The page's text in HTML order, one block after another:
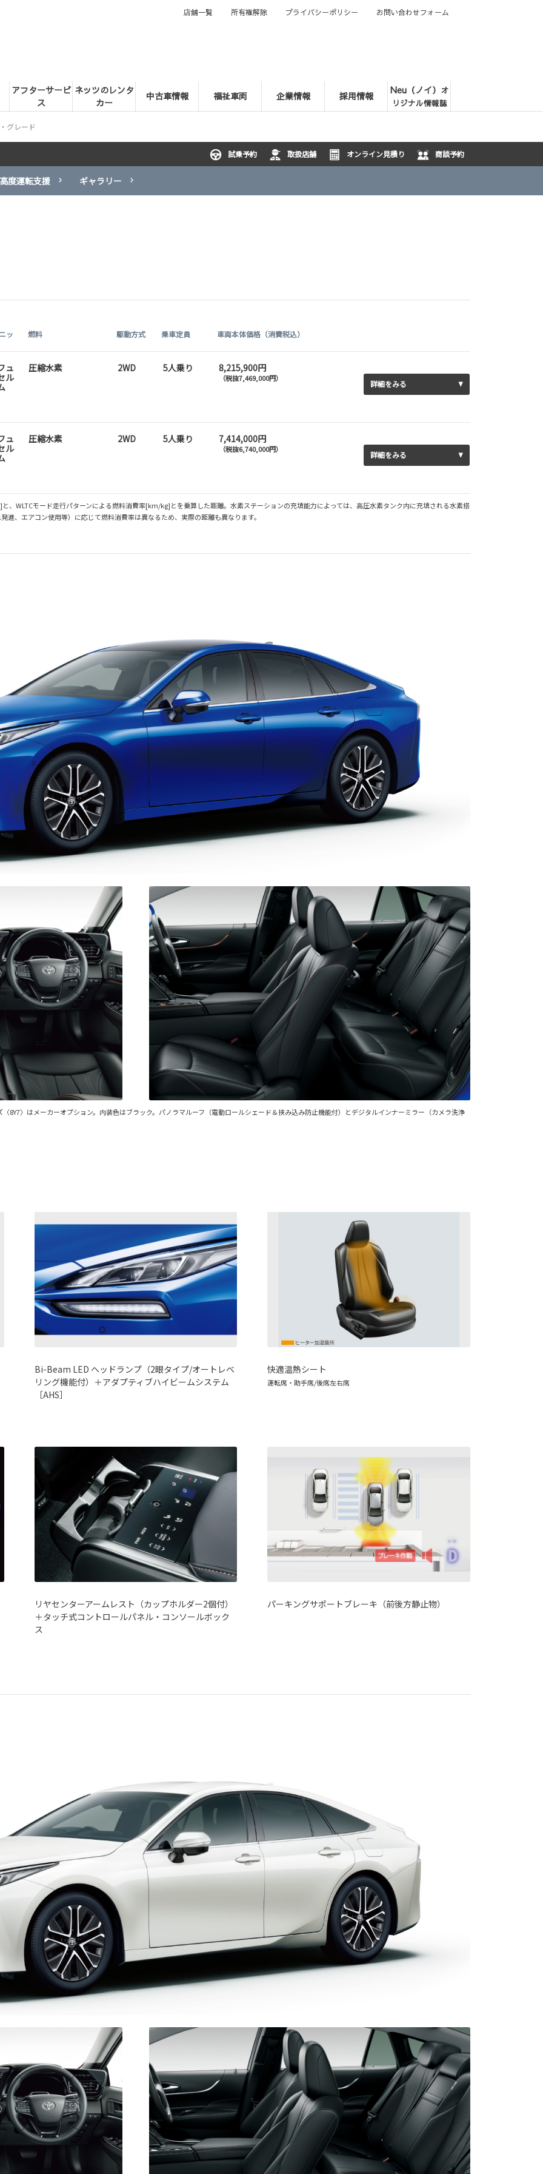
アフターサービ
ス
ネッツのレンタ
カー
中古車情報 福祉車両 企業情報 採用情報 Neu（ノイ） オ
リジナル情報誌
店舗一覧 所有権解除 プライバシーポリシー お問い合わせフォーム
グレード
試乗予約 取扱店舗 オンライン見積り 商談予約
高度運転支援 ギャラリー
ッ 燃料 駆動方式 乗車定員 車両本体価格（消費税込）
ュ
ル
圧縮水素 2WD 5人乗り 8,215,900円
（税抜7,469,000円）
詳細をみる
ュ
ル
圧縮水素 2WD 5人乗り 7,414,000円
（税抜6,740,000円）
詳細をみる
、WLTCモード走行パターンによる燃料消費率[km/kg]とを乗算した距離。水素ステーションの充填能力によっては、高圧水素タンク内に充填される水素搭
、エアコン使用等）に応じて燃料消費率は異なるため、実際の距離も異なります。
8Y7〉はメーカーオプション。内装色はブラック。パノラマルーフ（電動ロールシェード＆挟み込み防止機能付）とデジタルインナーミラー（カメラ洗浄
Bi-Beam LED ヘッドランプ（2眼タイプ/オートレベ
リング機能付）＋アダプティブハイビームシステム
［AHS］
快適温熱シート
運転席・助手席/後席左右席
リヤセンターアームレスト（カップホルダー2個付）
＋タッチ式コントロールパネル・コンソールボック
ス
パーキングサポートブレーキ（前後方静止物）